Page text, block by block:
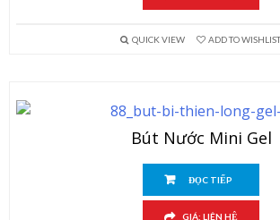
QUICK VIEW ADD TO WISHLIST
Bút Nước Mini Gel
ĐỌC TIẾP
GIÁ: LIÊN HỆ